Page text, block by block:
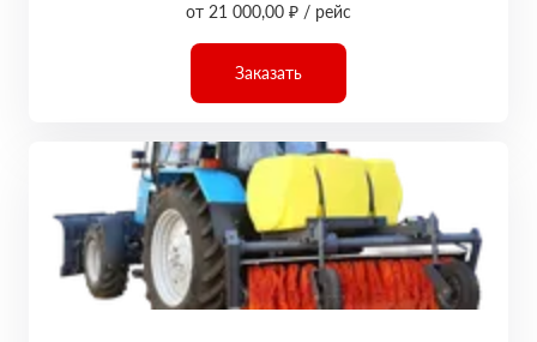
от 21 000,00 ₽ / рейс
Заказать